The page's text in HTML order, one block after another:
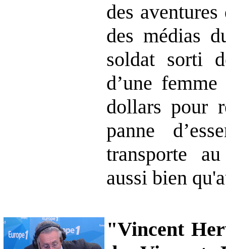
des
des médias
soldat sorti
d’une
dollars pour
panne
transporte
aussi bien
"Vincent